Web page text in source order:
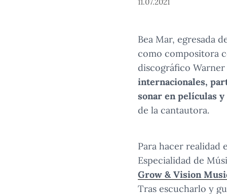
Bea Mar, egresada
como compositora
discográfico
internacionales,
sonar en películas
de la cantautora.
Para hacer
Especialidad de
Grow & Vision
Tras escucharlo y